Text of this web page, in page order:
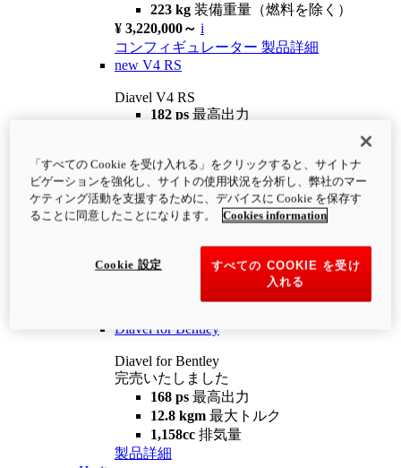
223 kg 装備重量（燃料を除く）
¥ 3,220,000～ i
コンフィギュレーター 製品詳細
new V4 RS
Diavel V4 RS
182 ps 最高出力
¥4,400,000 i
コンフィギュレーター 製品詳細
newV4 RS 100
12.2 kgm
最大トルク
装備重量（燃料を除く）
Diavel for Bentley
Diavel for Bentley
完売いたしました
168 ps 最高出力
12.8 kgm 最大トルク
1,158cc 排気量
製品詳細
「すべての Cookie を受け入れる」をクリックすると、サイトナ
ビゲーションを強化し、サイトの使用状況を分析し、弊社のマー
ケティング活動を支援するために、デバイスに Cookie を保存す
ることに同意したことになります。
Cookies information
すべての COOKIE を受け
入れる
Cookie 設定